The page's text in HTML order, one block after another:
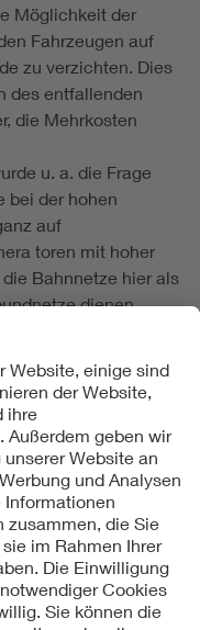
Möglichkeit der
Fahrzeugen auf
zu verzichten. Dies
des entfallenden
die Mehrkosten
u. a. die Frage
bei der hohen
auf
toren mit hoher
Bahnnetze hier als
dienen
bei der
stark anwächst.